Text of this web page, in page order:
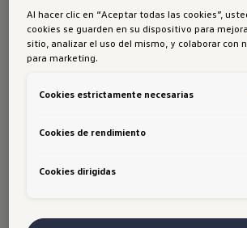
Al ingresar, navegar y hacer uso del
correcta y bajo el principio de buena
Al hacer clic en “Aceptar todas las cookies”,
cookies se guarden en su dispositivo para
sitio, analizar el uso del mismo, y colaborar con
para marketing.
Cookies estrictamente necesarias
Cookies de rendimiento
Cookies dirigidas